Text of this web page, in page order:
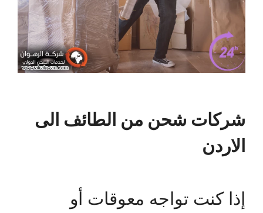
شركات شحن من الطائف الى
الاردن
إذا كنت تواجه معوقات أو